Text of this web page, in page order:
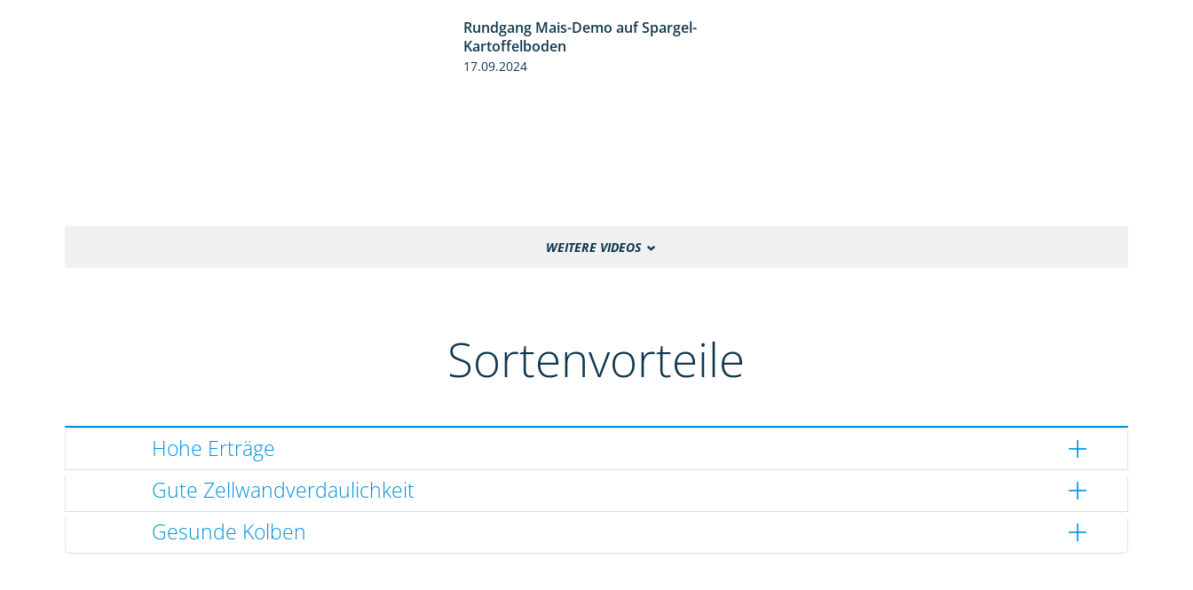
Rundgang Mais-Demo auf Spargel-
Kartoffelboden
17.09.2024
WEITERE VIDEOS
Sortenvorteile
Hohe Erträge
Gute Zellwandverdaulichkeit
Gesunde Kolben